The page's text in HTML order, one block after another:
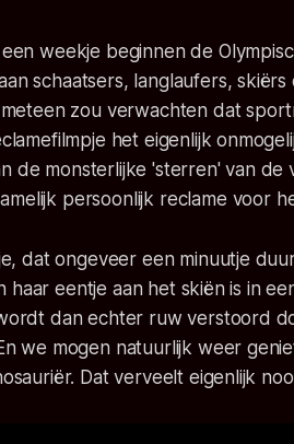
weekje beginnen de
schaatsers, langlaufers,
zou verwachten dat
het eigenlijk
de monsterlijke 'sterren' van de
persoonlijk reclame voor
dat ongeveer een minuutje
haar eentje aan het skiën is in
dan echter ruw verstoord
we mogen natuurlijk weer
Dat verveelt eigenlijk